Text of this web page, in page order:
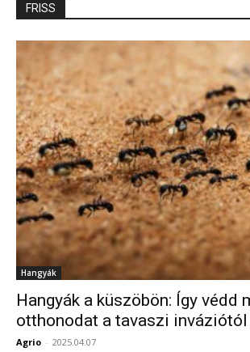
FRISS
Hangyák
Hangyák a küszöbön: Így védd
otthonodat a tavaszi inváziótól
Agrio - 2025.04.07